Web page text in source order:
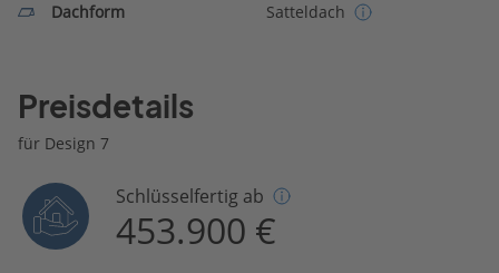
Dachform Satteldach
Preisdetails
für Design 7
Schlüsselfertig ab
453.900 €